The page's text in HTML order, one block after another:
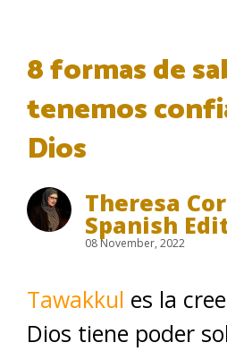
8 formas de
tenemos
Dios
Theresa
Spanish
08 November, 2022
Tawakkul es la
Dios tiene poder